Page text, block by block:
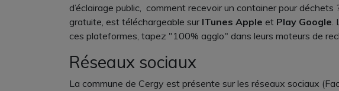
d’éclairage public, comment recevoir un container pour déchets
gratuite, est téléchargeable sur ITunes Apple et Play Google.
ces plateformes, tapez "100% agglo" dans leurs moteurs de
Réseaux sociaux
La commune de Cergy est présente sur les réseaux sociaux